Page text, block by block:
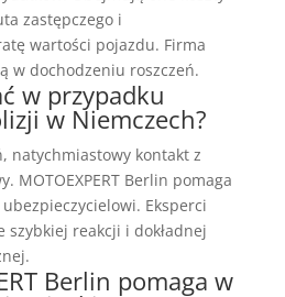
zastępczego i
wartości pojazdu. Firma
w dochodzeniu roszczeń.
w przypadku
w Niemczech?
natychmiastowy kontakt z
MOTOEXPERT Berlin pomaga
Eksperci
szybkiej reakcji i dokładnej
Berlin pomaga w